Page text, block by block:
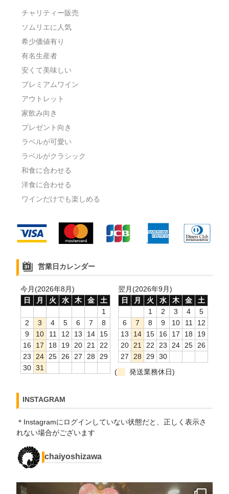
チャリティー販売
ソムリエに人気
希少価値有り
有名生産者
安くて美味しい
プレミアムワイン
アウトレット
家飲み向き
プレゼント向き
ラベルが可愛い
ラベルがクラシック
和食に合わせる
洋食に合わせる
ワインだけでも楽しめる
営業日カレンダー
今月(2026年8月)
日
月 火 水 木 金
土
1
2
3 4 5 6 7
8
9
10 11 12 13 14
15
16
17 18 19 20 21
22
23
24 25 26 27 28
29
30 31
翌月(2026年9月)
日
月 火 水 木 金
土
1
2 3 4
5
6
7 8 9 10 11
12
13
14 15 16 17 18
19
20
21 22 23 24 25
26
27
28 29
30
(
発送業務休日)
INSTAGRAM
＊Instagramにログインしていない状態だと、正しく表示さ
れない場合がございます
chaiyoshizawa